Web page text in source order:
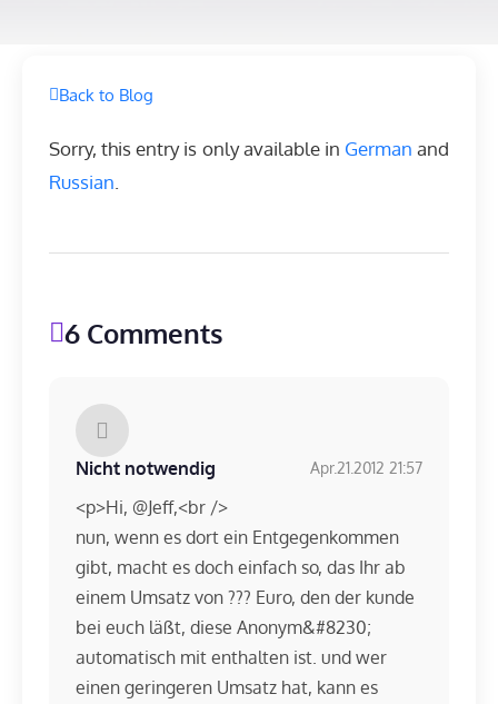
Back to Blog
Sorry, this entry is only available in German and
Russian
6 Comments
Nicht notwendig Apr.21.2012 21:57
<p>Hi, @Jeff,<br />
nun, wenn es dort ein Entgegenkommen
gibt, macht es doch einfach so, das Ihr ab
einem Umsatz von ??? Euro, den der kunde
bei euch läßt, diese Anonym&#8230;
automatisch mit enthalten ist. und wer
einen geringeren Umsatz hat, kann es